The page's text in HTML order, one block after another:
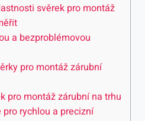
svěrek pro montáž
a bezproblémovou
pro montáž zárubní
pro montáž zárubní na trhu
rychlou a precizní